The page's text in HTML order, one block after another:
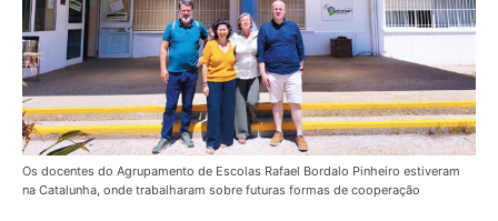
Os docentes do Agrupamento de Escolas Rafael Bordalo Pinheiro estiveram
na Catalunha, onde trabalharam sobre futuras formas de cooperação